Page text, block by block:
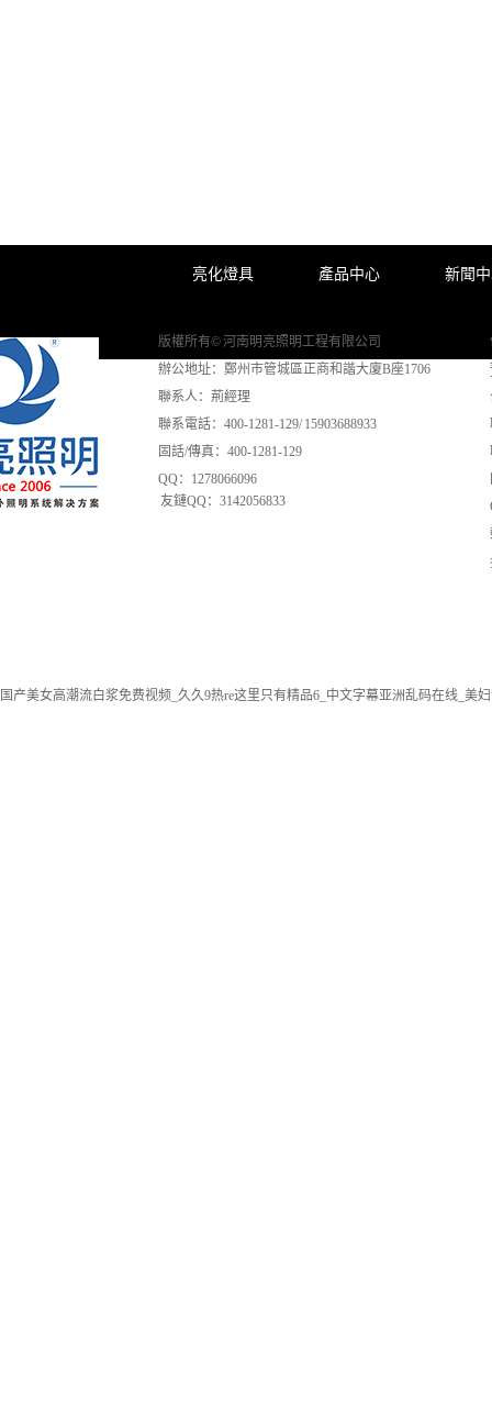
亮化燈具 產品中心 新聞
版權所有© 河南明亮照明工程有限公司
辦公地址：鄭州市管城區正商和諧大廈B座1706
聯系人：荊經理
聯系電話：400-1281-129/ 15903688933
固話/傳真：400-1281-129
QQ：1278066096
友鏈QQ：3142056833
国产美女高潮流白浆免费视频_久久9热re这里只有精品6_中文字幕亚洲乱码在线_美